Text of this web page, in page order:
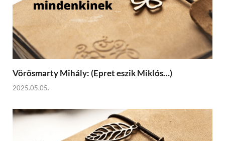
Vörösmarty Mihály: (Epret eszik Miklós…)
2025.05.05.